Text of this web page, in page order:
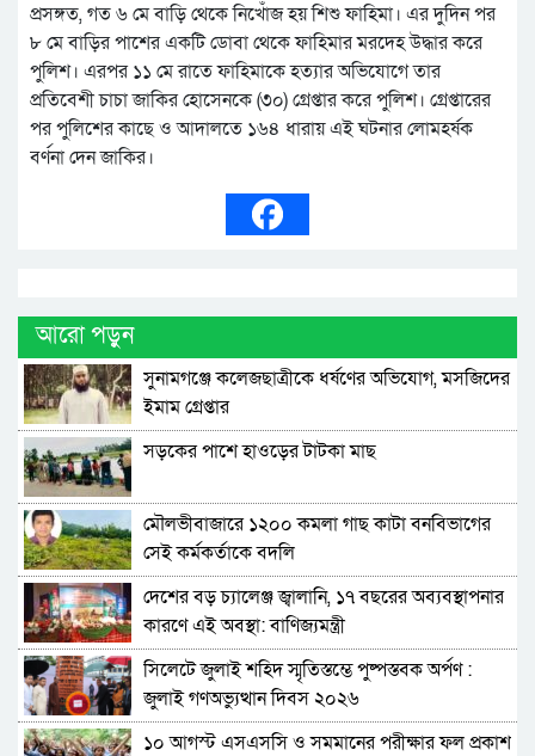
প্রসঙ্গত, গত ৬ মে বাড়ি থেকে নিখোঁজ হয় শিশু ফাহিমা। এর দুদিন পর
৮ মে বাড়ির পাশের একটি ডোবা থেকে ফাহিমার মরদেহ উদ্ধার করে
পুলিশ। এরপর ১১ মে রাতে ফাহিমাকে হত্যার অভিযোগে তার
প্রতিবেশী চাচা জাকির হোসেনকে (৩০) গ্রেপ্তার করে পুলিশ। গ্রেপ্তারের
পর পুলিশের কাছে ও আদালতে ১৬৪ ধারায় এই ঘটনার লোমহর্ষক
বর্ণনা দেন জাকির।
আরো পড়ুন
সুনামগঞ্জে কলেজছাত্রীকে ধর্ষণের অভিযোগ, মসজিদের
ইমাম গ্রেপ্তার
সড়কের পাশে হাওড়ের টাটকা মাছ
মৌলভীবাজারে ১২০০ কমলা গাছ কাটা বনবিভাগের
সেই কর্মকর্তাকে বদলি
দেশের বড় চ্যালেঞ্জ জ্বালানি, ১৭ বছরের অব্যবস্থাপনার
কারণে এই অবস্থা: বাণিজ্যমন্ত্রী
সিলেটে জুলাই শহিদ স্মৃতিস্তম্ভে পুষ্পস্তবক অর্পণ :
জুলাই গণঅভ্যুত্থান দিবস ২০২৬
১০ আগস্ট এসএসসি ও সমমানের পরীক্ষার ফল প্রকাশ